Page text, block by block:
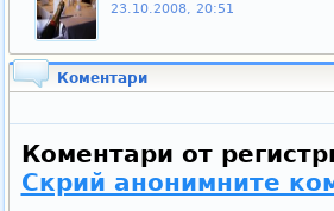
23.10.2008, 20:51
Коментари
Коментари от
Скрий анонимните